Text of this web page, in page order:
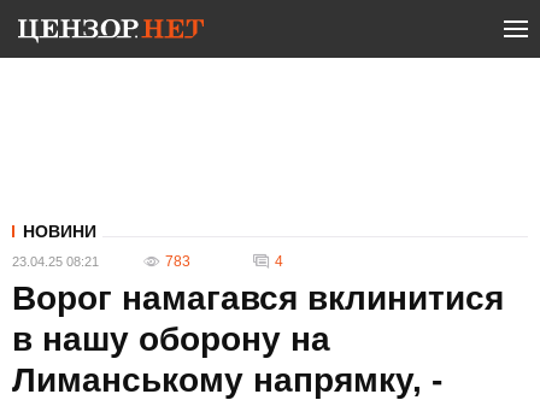
НОВИНИ
23.04.25 08:21 783 4
Ворог намагався вклинитися
в нашу оборону на
Лиманському напрямку, -